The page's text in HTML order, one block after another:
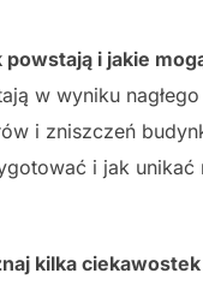
i jakie
w wyniku
i zniszczeń
i jak unikać
kilka